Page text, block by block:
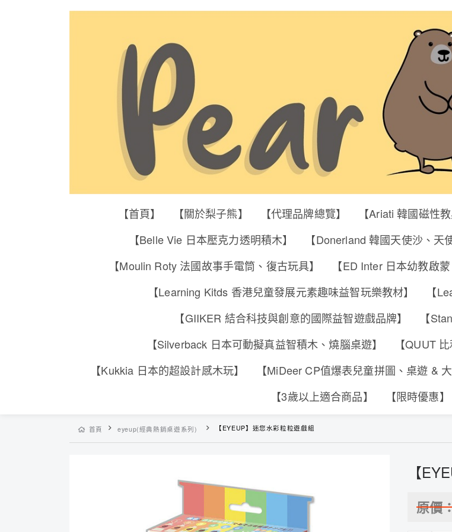
【首頁】 【關於梨子熊】 【代理品牌總覽】 【Ariati 韓國磁性
【Belle Vie 日本壓克力透明積木】
【Donerland 韓國天使沙、天
【Moulin Roty 法國故事手電筒、復古玩具】
【ED Inter 日本幼教啟蒙
【Learning Kitds 香港兒童發展元素趣味益智玩樂教材】
【
【GIIKER 結合科技與創意的國際益智遊戲品牌】
【
【Silverback 日本可動擬真益智積木、燒腦桌遊】
【QUUT
【Kukkia 日本的超設計感木玩】
【MiDeer CP值爆表兒童拼圖、桌遊 &
【3歲以上適合商品】
【限時優惠】
首頁 eyeup(經典熱銷桌遊系列) 【EYEUP】迷您水彩粒粒遊戲組
【
原價